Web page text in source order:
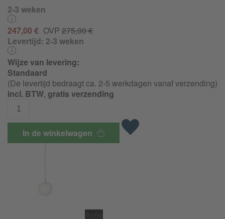
2-3 weken
247,00 € OVP 275,00 €
Levertijd: 2-3 weken
Wijze van levering:
Standaard
(De levertijd bedraagt ca. 2-5 werkdagen vanaf verzending)
incl. BTW, gratis verzending
In de winkelwagen